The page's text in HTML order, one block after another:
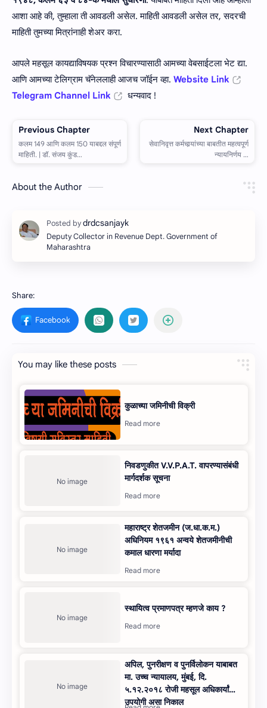
आशा आहे की, तुम्हाला ती आवडली असेल. माहिती आवडली असेल तर, सदरची
माहिती तुमच्या मित्रांनाही शेअर करा.
आपले महसूल कायद्याविषयक प्रश्न विचारण्यासाठी आमच्या वेबसाईटला भेट द्या.
आणि आमच्या टेलिग्राम चॅनेललाही आजच जॉईन व्हा. Website Link
Telegram Channel Link
धन्यवाद !
About the Author
Deputy Collector in Revenue Dept. Government of
Maharashtra
You may like these posts
कुळाच्‍या जमिनीची विक्री
निवडणुकीत V.V.P.A.T. वापरण्‍यासंबंधी
मार्गदर्शक सूचना
महाराष्‍ट्र शेतजमीन (ज.धा.क.म.)
अधिनियम १९६१ अन्‍वये शेतजमीनीची
कमाल धारणा मर्यादा
स्थायित्व प्रमाणपत्र म्हणजे काय ?
अपिल, पुनरीक्षण व पुनर्विलोकन याबाबत
मा. उच्‍च न्यायालय, मुंबई, दि.
५.१२.२०१८ रोजी महसूल अधिकार्यांना
उपयोगी असा निकाल